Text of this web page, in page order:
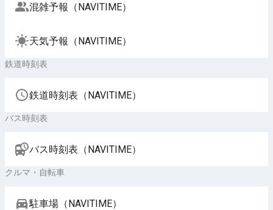
混雑予報（NAVITIME）
天気予報（NAVITIME）
鉄道時刻表
鉄道時刻表（NAVITIME）
バス時刻表
バス時刻表（NAVITIME）
クルマ・自転車
駐車場（NAVITIME）